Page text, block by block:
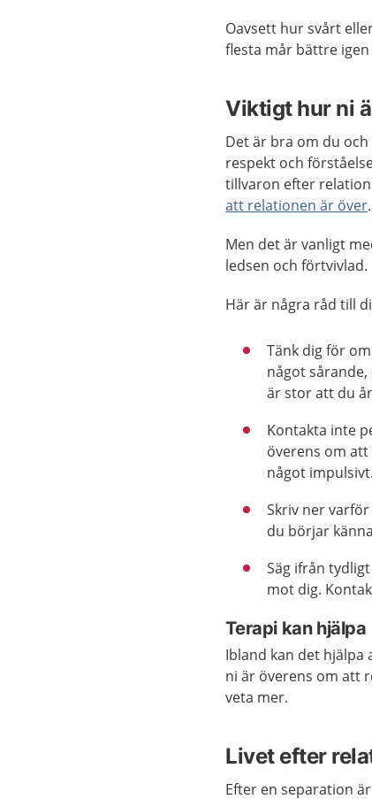
Oavsett hur svårt
flesta mår bättre
Viktigt hur ni
Det är bra om du
respekt och
tillvaron efter
att relationen är över.
Men det är vanligt
ledsen och förtvivlad.
Här är några råd till
Tänk dig för
något
är stor att du
Kontakta inte
överens om
något impulsivt.
Skriv ner
du börjar
Säg ifrån
mot dig.
Terapi kan hjälpa
Ibland kan det hjälpa
ni är överens om att
veta mer.
Livet efter
Efter en separation